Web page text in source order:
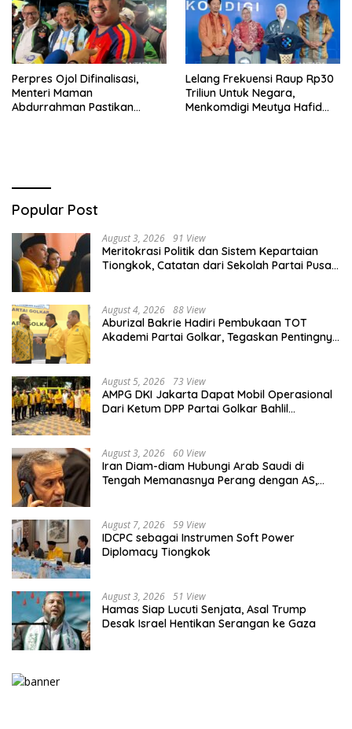
Perpres Ojol Difinalisasi,
Menteri Maman
Abdurrahman Pastikan
Lelang Frekuensi Raup Rp30
Triliun Untuk Negara,
Menkomdigi Meutya Hafid
Popular Post
August 3, 2026 91 View
Meritokrasi Politik dan Sistem Kepartaian
Tiongkok, Catatan dari Sekolah Partai Pusat
August 4, 2026 88 View
Aburizal Bakrie Hadiri Pembukaan TOT
Akademi Partai Golkar, Tegaskan Pentingnya
August 5, 2026 73 View
AMPG DKI Jakarta Dapat Mobil Operasional
Dari Ketum DPP Partai Golkar Bahlil
August 3, 2026 60 View
Iran Diam-diam Hubungi Arab Saudi di
Tengah Memanasnya Perang dengan AS,
August 7, 2026 59 View
IDCPC sebagai Instrumen Soft Power
Diplomacy Tiongkok
August 3, 2026 51 View
Hamas Siap Lucuti Senjata, Asal Trump
Desak Israel Hentikan Serangan ke Gaza